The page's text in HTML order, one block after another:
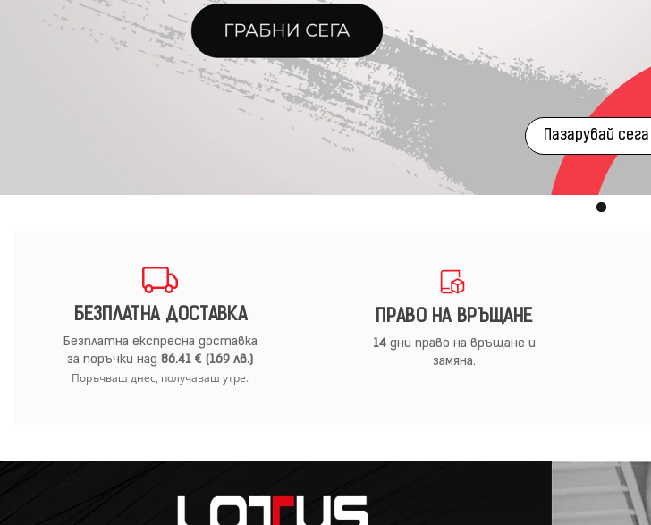
Пазарувай сега
БЕЗПЛАТНА ДОСТАВКА
Безплатна експресна доставка
за поръчки над86.41 € (169 лв.)
Поръчваш днес, получаваш утре.
ПРАВО НА ВРЪЩАНЕ
14дни право на връщане и
замяна.